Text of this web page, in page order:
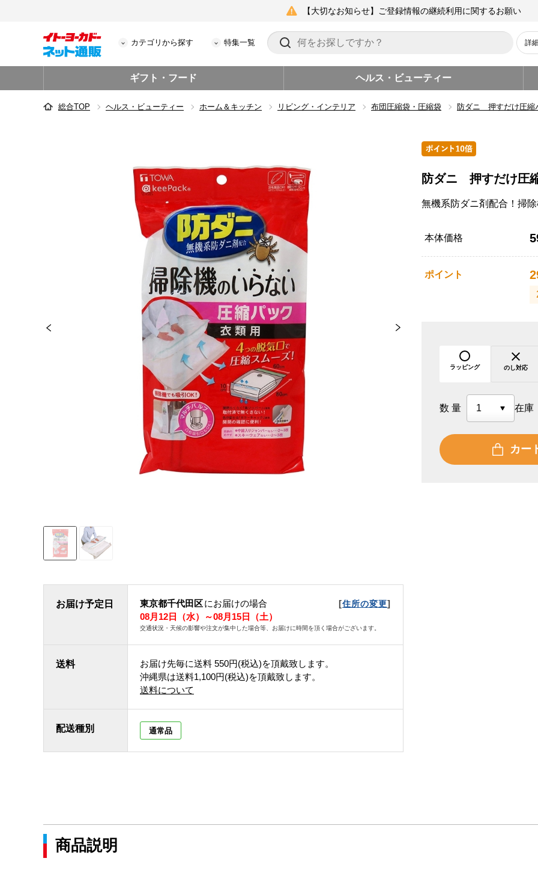
【大切なお知らせ】ご登録情報の継続利用に関するお願い
カテゴリから探す 特集一覧 詳
ギフト・フード ヘルス・ビューティー
総合TOP ヘルス・ビューティー ホーム＆キッチン リビング・インテリア 布団圧縮袋・圧縮袋 防ダニ 押すだけ圧
お届け予定日 東京都千代田区にお届けの場合 [住所の変更]
08月12日（水）～08月15日（土）
交通状況・天候の影響や注文が集中した場合等、お届けに時間を頂く場合がございます。
送料 お届け先毎に送料 550円(税込)を頂戴致します。
沖縄県は送料1,100円(税込)を頂戴致します。
送料について
配送種別 通常品
防ダニ 押すだけ圧
無機系防ダニ剤配合！掃
本体価格
ポイント
ラッピング のし対応
数量 在庫
カー
商品説明